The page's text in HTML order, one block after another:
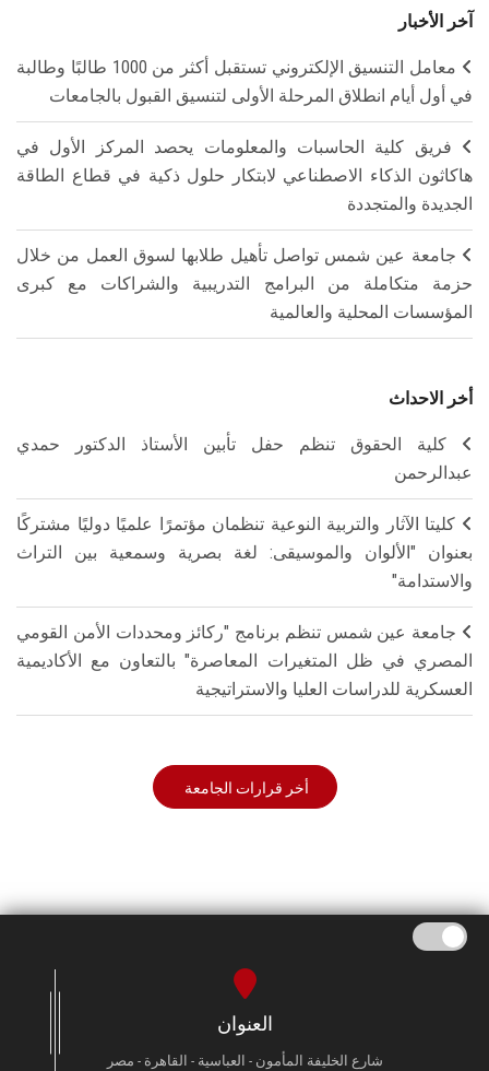
آخر الأخبار
معامل التنسيق الإلكتروني تستقبل أكثر من 1000 طالبًا وطالبة
في أول أيام انطلاق المرحلة الأولى لتنسيق القبول بالجامعات
فريق كلية الحاسبات والمعلومات يحصد المركز الأول في
هاكاثون الذكاء الاصطناعي لابتكار حلول ذكية في قطاع الطاقة
الجديدة والمتجددة
جامعة عين شمس تواصل تأهيل طلابها لسوق العمل من خلال
حزمة متكاملة من البرامج التدريبية والشراكات مع كبرى
المؤسسات المحلية والعالمية
أخر الاحداث
كلية الحقوق تنظم حفل تأبين الأستاذ الدكتور حمدي
عبدالرحمن
كليتا الآثار والتربية النوعية تنظمان مؤتمرًا علميًا دوليًا مشتركًا
بعنوان "الألوان والموسيقى: لغة بصرية وسمعية بين التراث
والاستدامة"
جامعة عين شمس تنظم برنامج "ركائز ومحددات الأمن القومي
المصري في ظل المتغيرات المعاصرة" بالتعاون مع الأكاديمية
العسكرية للدراسات العليا والاستراتيجية
أخر قرارات الجامعة
العنوان
شارع الخليفة المأمون - العباسية - القاهرة - مصر